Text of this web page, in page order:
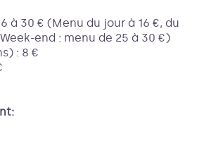
à 30 € (Menu du jour à 16 €, du
end : menu de 25 à 30 €)
: 8 €